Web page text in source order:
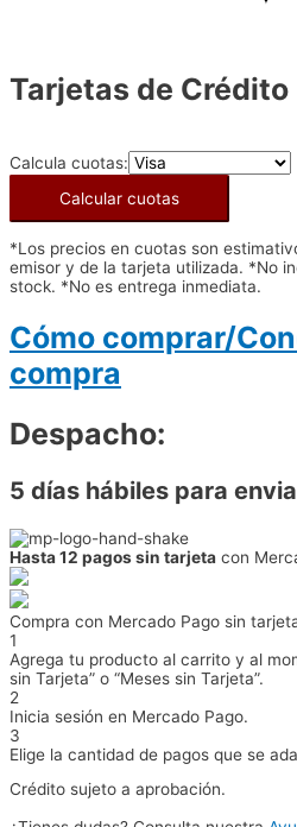
Tarjetas de Crédito
Calcula cuotas:
Calcular cuotas
*Los precios en cuotas son
emisor y de la tarjeta utilizada. *No
stock. *No es entrega inmediata.
Cómo comprar/
compra
Despacho:
5 días hábiles para
Hasta 12 pagos sin tarjeta con
Compra con Mercado Pago sin
1
Agrega tu producto al carrito y al
sin Tarjeta” o “Meses sin Tarjeta”.
2
Inicia sesión en Mercado Pago.
3
Elige la cantidad de pagos que se
Crédito sujeto a aprobación.